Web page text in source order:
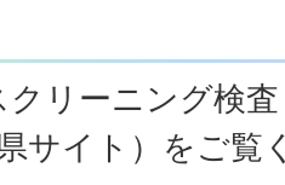
クリーニング検
サイト）をご覧